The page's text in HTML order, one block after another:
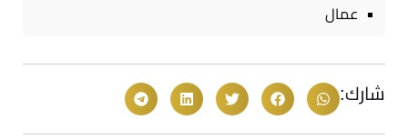
عمال
شارك: